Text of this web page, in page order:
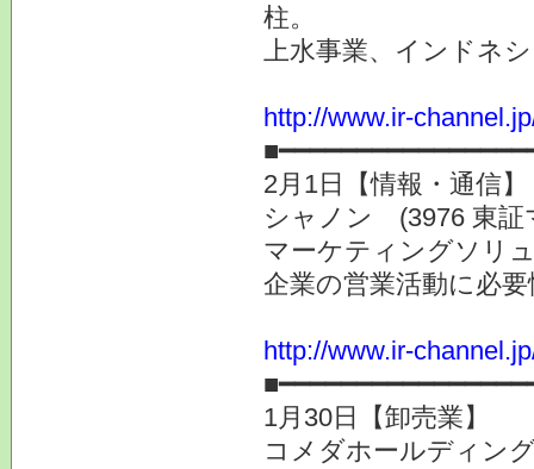
柱。
上水事業、インドネ
http://www.ir-
2月1日【情報・通信】
シャノン (3976 東証
マーケティングソリ
企業の営業活動に必
http://www.ir-
1月30日【卸売業】
コメダホールディン